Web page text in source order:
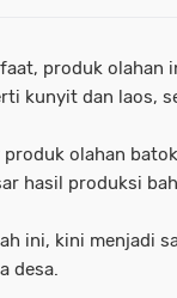
produk olahan
kunyit dan laos,
olahan
hasil produksi
ini, kini menjadi
desa.